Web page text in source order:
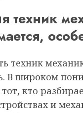
техник
техник
В широком
кто
и